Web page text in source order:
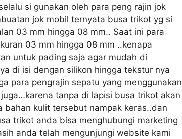
si gunakan oleh para peng rajin jok
jok mobil ternyata busa trikot yg si
03 mm hingga 08 mm.. Saat ini para
03 mm hingga 08 mm ..kenapa
untuk pading saja agar mudah di
di isi dengan silikon hingga tekstur nya
para pengrajin sepatu yang menggunakan
tanpa di lapisi busa trikot akan
kulit tersebut nampak keras..dan
trikot anda bisa menghubungi marketing
anda telah mengunjungi website kami